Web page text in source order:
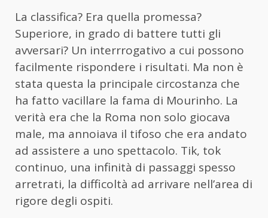
La classifica? Era quella promessa?
Superiore, in grado di battere tutti gli
avversari? Un interrrogativo a cui possono
facilmente rispondere i risultati. Ma non è
stata questa la principale circostanza che
ha fatto vacillare la fama di Mourinho. La
verità era che la Roma non solo giocava
male, ma annoiava il tifoso che era andato
ad assistere a uno spettacolo. Tik, tok
continuo, una infinità di passaggi spesso
arretrati, la difficoltà ad arrivare nell’area di
rigore degli ospiti.